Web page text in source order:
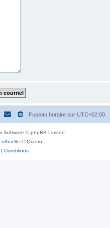
Fuseau horaire sur UTC+02:00
Software © phpBB Limited
©Qiaeru
| Conditions